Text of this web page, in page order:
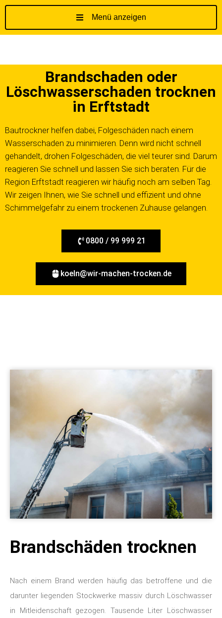
h
a
s
p
r
i
n
g
e
Menü anzeigen
Brandschaden oder
Löschwasserschaden trocknen
in Erftstadt
Bautrockner helfen dabei, Folgeschäden nach einem
Wasserschaden zu minimieren. Denn wird nicht schnell
gehandelt, drohen Folgeschäden, die viel teurer sind. Darum
reagieren Sie schnell und lassen Sie sich beraten. Für die
Region Erftstadt reagieren wir häufig noch am selben Tag.
Wir zeigen Ihnen, wie Sie schnell und effizient und ohne
Schimmelgefahr zu einem trockenen Zuhause gelangen.
0800 / 99 999 21
koeln@wir-machen-trocken.de
Brandschäden trocknen
Nach einem Brand werden häufig das betroffene und die
darunter liegenden Stockwerke massiv durch Löschwasser
in Mitleidenschaft gezogen. Tausende Liter Löschwasser